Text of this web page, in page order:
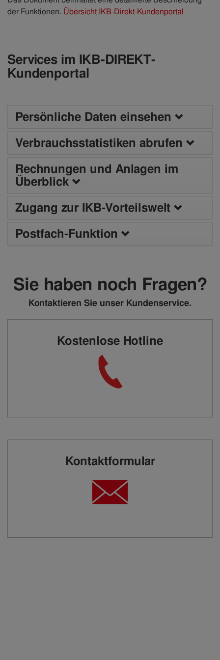
der Funktionen. Übersicht IKB-Direkt-Kundenportal
Services im IKB-DIREKT-
Kundenportal
Persönliche Daten einsehen
Verbrauchsstatistiken abrufen
Rechnungen und Anlagen im
Überblick
Zugang zur IKB-Vorteilswelt
Postfach-Funktion
Sie haben noch Fragen?
Kontaktieren Sie unser Kundenservice.
Kostenlose Hotline
Kontaktformular